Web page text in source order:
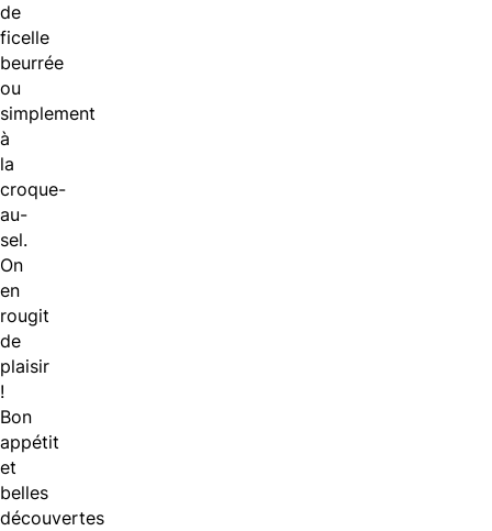
de
ficelle
beurrée
ou
simplement
à
la
croque-
au-
sel.
On
en
rougit
de
plaisir
!
Bon
appétit
et
belles
découvertes